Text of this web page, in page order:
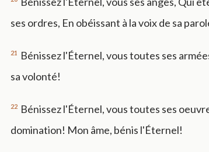
ses ordres, En obéissant à la voix de sa
21
Bénissez l'Éternel, vous toutes ses
sa volonté!
22 Bénissez l'Éternel, vous toutes ses
domination! Mon âme, bénis l'Éternel!